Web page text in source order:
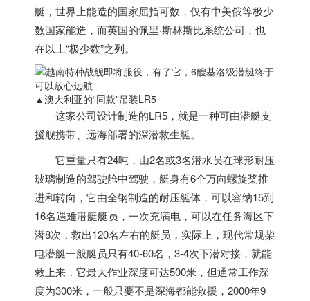
艇，世界上能造的国家屈指可数，仅有中美俄等极少
数国家能造，而英国的佩里·斯林斯比系统公司，也
在以上“极少数”之列。
▲澳大利亚的“同款”吊装LR5
这家公司设计制造的LR5，就是一种可由潜艇支
援舰携带、远海部署的深潜救生艇。
它重量只有24吨，由2名或3名潜水员在球形耐压
玻璃制造的驾驶舱中驾驶，艇身有6个万向螺旋桨推
进和转向，它由全钢制造的耐压艇体，可以容纳15到
16名遇难潜艇艇员，一次充满电，可以在任务海区下
潜8次，救出120名左右的艇员，实际上，现代常规柴
电潜艇一般艇员只有40-60名，3-4次下潜对接，就能
救上来，它最大作业深度可达500米，但通常工作深
度为300米，一般只要不是深海都能救援，2000年9